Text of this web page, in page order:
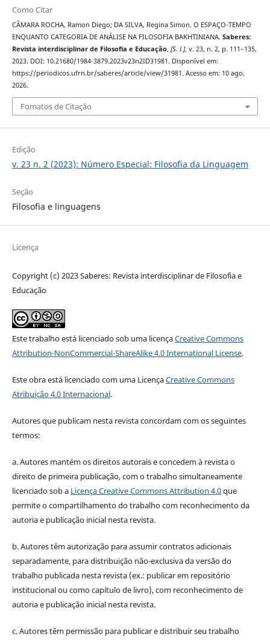
Como Citar
CÂMARA ROCHA, Ramon Diego; DA SILVA, Regina Simon. O ESPAÇO-TEMPO
ENQUANTO CATEGORIA DE ANÁLISE NA FILOSOFIA BAKHTINIANA. Saberes:
Revista interdisciplinar de Filosofia e Educação, [S. l.], v. 23, n. 2, p. 111–135,
2023. DOI: 10.21680/1984-3879.2023v23n2ID31981. Disponível em:
https://periodicos.ufrn.br/saberes/article/view/31981. Acesso em: 10 ago.
2026.
Fomatos de Citação
Edição
v. 23 n. 2 (2023): Número Especial: Filosofia da Linguagem
Seção
Filosofia e linguagens
Licença
Copyright (c) 2023 Saberes: Revista interdisciplinar de Filosofia e
Educação
Este trabalho está licenciado sob uma licençaCreative Commons
Attribution-NonCommercial-ShareAlike 4.0 International License.
Este obra está licenciado com uma LicençaCreative Commons
Atribuição 4.0 Internacional.
Autores que publicam nesta revista concordam com os seguintes
termos:
a. Autores mantém os direitos autorais e concedem à revista o
direito de primeira publicação, com o trabalho simultaneamente
licenciado sob a Licença Creative Commons Attribution 4.0que
permite o compartilhamento do trabalho com reconhecimento da
autoria e publicação inicial nesta revista.
b. Autores têm autorização para assumir contratos adicionais
separadamente, para distribuição não-exclusiva da versão do
trabalho publicada nesta revista (ex.: publicar em repositório
institucional ou como capítulo de livro), com reconhecimento de
autoria e publicação inicial nesta revista.
c. Autores têm permissão para publicar e distribuir seu trabalho